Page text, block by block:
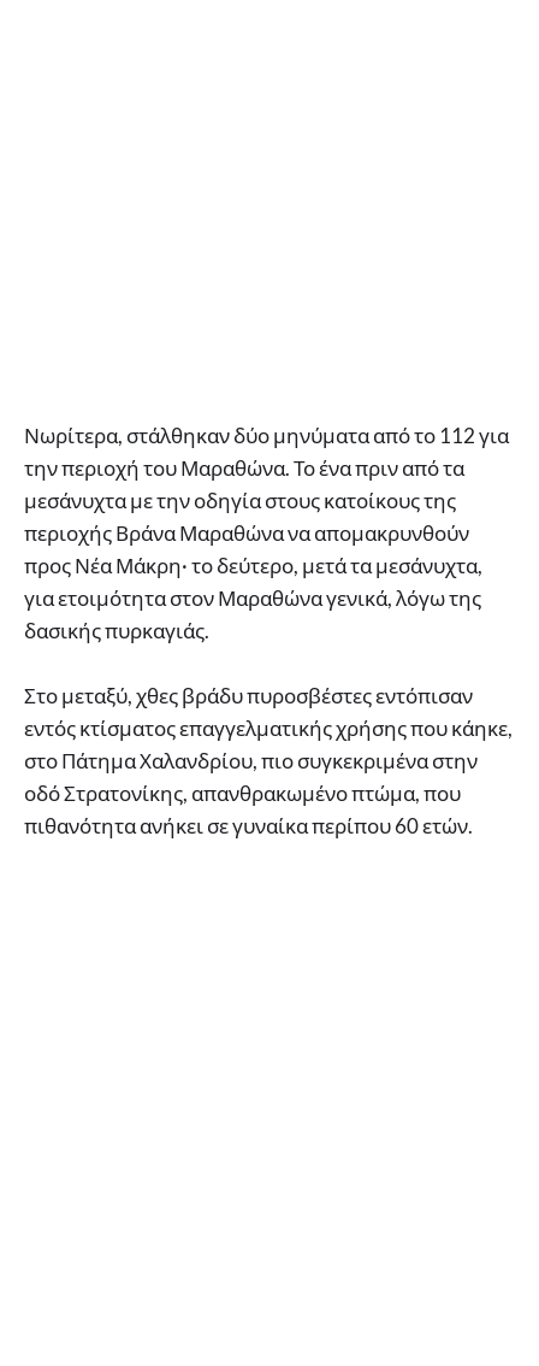
Νωρίτερα, στάλθηκαν δύο μηνύματα από το 112 για
την περιοχή του Μαραθώνα. Το ένα πριν από τα
μεσάνυχτα με την οδηγία στους κατοίκους της
περιοχής Βράνα Μαραθώνα να απομακρυνθούν
προς Νέα Μάκρη· το δεύτερο, μετά τα μεσάνυχτα,
για ετοιμότητα στον Μαραθώνα γενικά, λόγω της
δασικής πυρκαγιάς.
Στο μεταξύ, χθες βράδυ πυροσβέστες εντόπισαν
εντός κτίσματος επαγγελματικής χρήσης που κάηκε,
στο Πάτημα Χαλανδρίου, πιο συγκεκριμένα στην
οδό Στρατονίκης, απανθρακωμένο πτώμα, που
πιθανότητα ανήκει σε γυναίκα περίπου 60 ετών.